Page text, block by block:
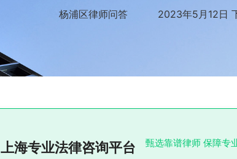
杨浦区律师问答 2023年5月12日
上海专业法律咨询平台 甄选靠谱律师 保障专